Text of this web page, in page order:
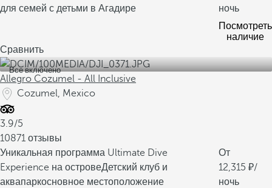
для семей с детьми в Агадире
ночь
Посмотреть
наличие
Сравнить
Все включено
Allegro Cozumel - All Inclusive
Cozumel, Mexico
3.9/5
10871 отзывы
Уникальная программа Ultimate Dive
Experience на островеДетский клуб и
аквапаркосновное местоположение
От
12,315
/
ночь